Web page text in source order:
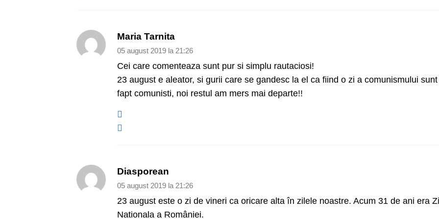
Maria Tarnita
05 august 2019 la 21:26
Cei care comenteaza sunt pur si simplu rautaciosi!
23 august e aleator, si gurii care se gandesc la el ca fiind o zi a comunismului
fapt comunisti, noi restul am mers mai departe!!
Diasporean
05 august 2019 la 21:26
23 august este o zi de vineri ca oricare alta în zilele noastre. Acum 31 de ani era
Nationala a României.